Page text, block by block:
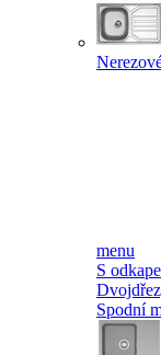
menu
S
Spodní